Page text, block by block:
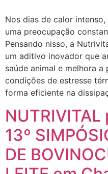
Nos dias de calor
uma preocupação
Pensando nisso, a
um aditivo inovador que
saúde animal e melhora
condições de estresse
forma eficiente na
13º
DE